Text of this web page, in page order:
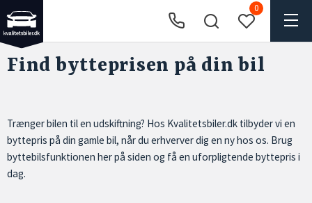
0
Find bytteprisen på din bil
Trænger bilen til en udskiftning? Hos Kvalitetsbiler.dk tilbyder vi en
byttepris på din gamle bil, når du erhverver dig en ny hos os. Brug
byttebilsfunktionen her på siden og få en uforpligtende byttepris i
dag.